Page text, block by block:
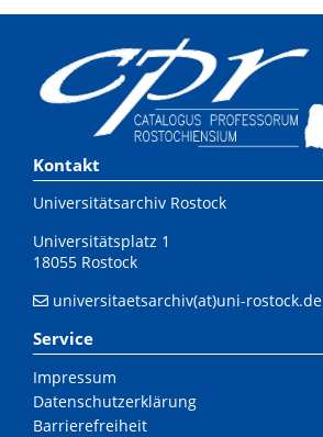
Kontakt
Universitätsarchiv Rostock
Universitätsplatz 1
18055 Rostock
universitaetsarchiv(at)uni-rostock.de
Service
Impressum
Datenschutzerklärung
Barrierefreiheit